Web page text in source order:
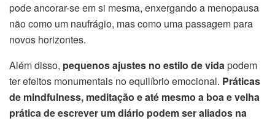
pode ancorar-se em si mesma, enxergando a menopausa
não como um naufrágio, mas como uma passagem para
novos horizontes.
Além disso, pequenos ajustes no estilo de vidapodem
ter efeitos monumentais no equilíbrio emocional. Práticas
de mindfulness, meditação e até mesmo a boa e velha
prática de escrever um diário podem ser aliados na